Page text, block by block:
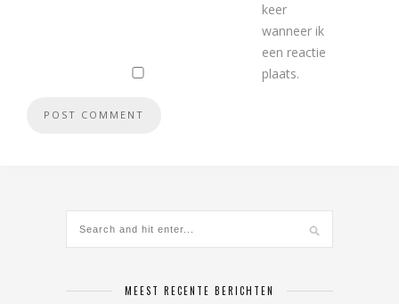
keer
wanneer ik
een reactie
plaats.
MEEST RECENTE BERICHTEN